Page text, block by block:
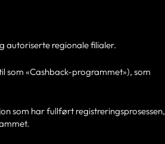
autoriserte regionale filialer.
som «Cashback-programmet»), som
som har fullført registreringsprosessen,